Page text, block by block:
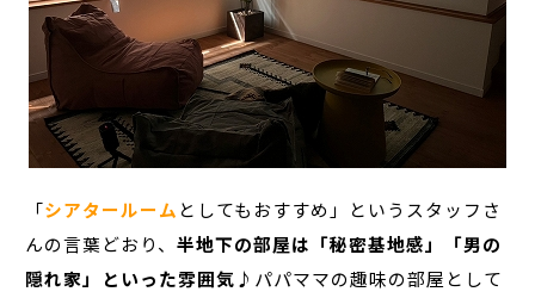
「シアタールーム としてもおすすめ」というスタッフさ
んの言葉どおり、半地下の部屋は「秘密基地感」「男の
隠れ家」といった雰囲気♪ パパママの趣味の部屋として